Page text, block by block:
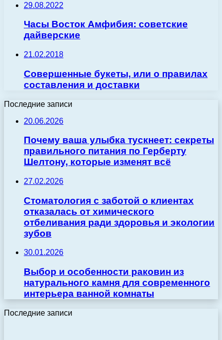
29.08.2022
Часы Восток Амфибия: советские
дайверские
21.02.2018
Совершенные букеты, или о правилах
составления и доставки
Последние записи
20.06.2026
Почему ваша улыбка тускнеет: секреты
правильного питания по Герберту
Шелтону, которые изменят всё
27.02.2026
Стоматология с заботой о клиентах
отказалась от химического
отбеливания ради здоровья и экологии
зубов
30.01.2026
Выбор и особенности раковин из
натурального камня для современного
интерьера ванной комнаты
Последние записи